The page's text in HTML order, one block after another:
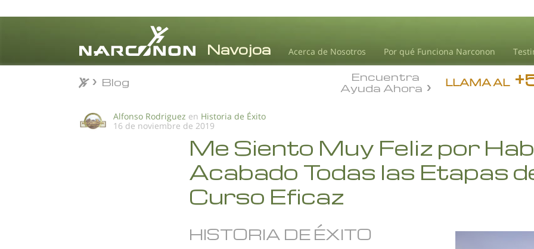
Acerca de Nosotros Por qué Funciona Narconon
LLAMA AL
Encuentra
Ayuda Ahora
Blog
Alfonso Rodriguez en Historia de Éxito
16 de noviembre de 2019
Me Siento Muy Feliz por
Acabado Todas las Etapas
Curso Eficaz
HISTORIA DE ÉXITO
Blog